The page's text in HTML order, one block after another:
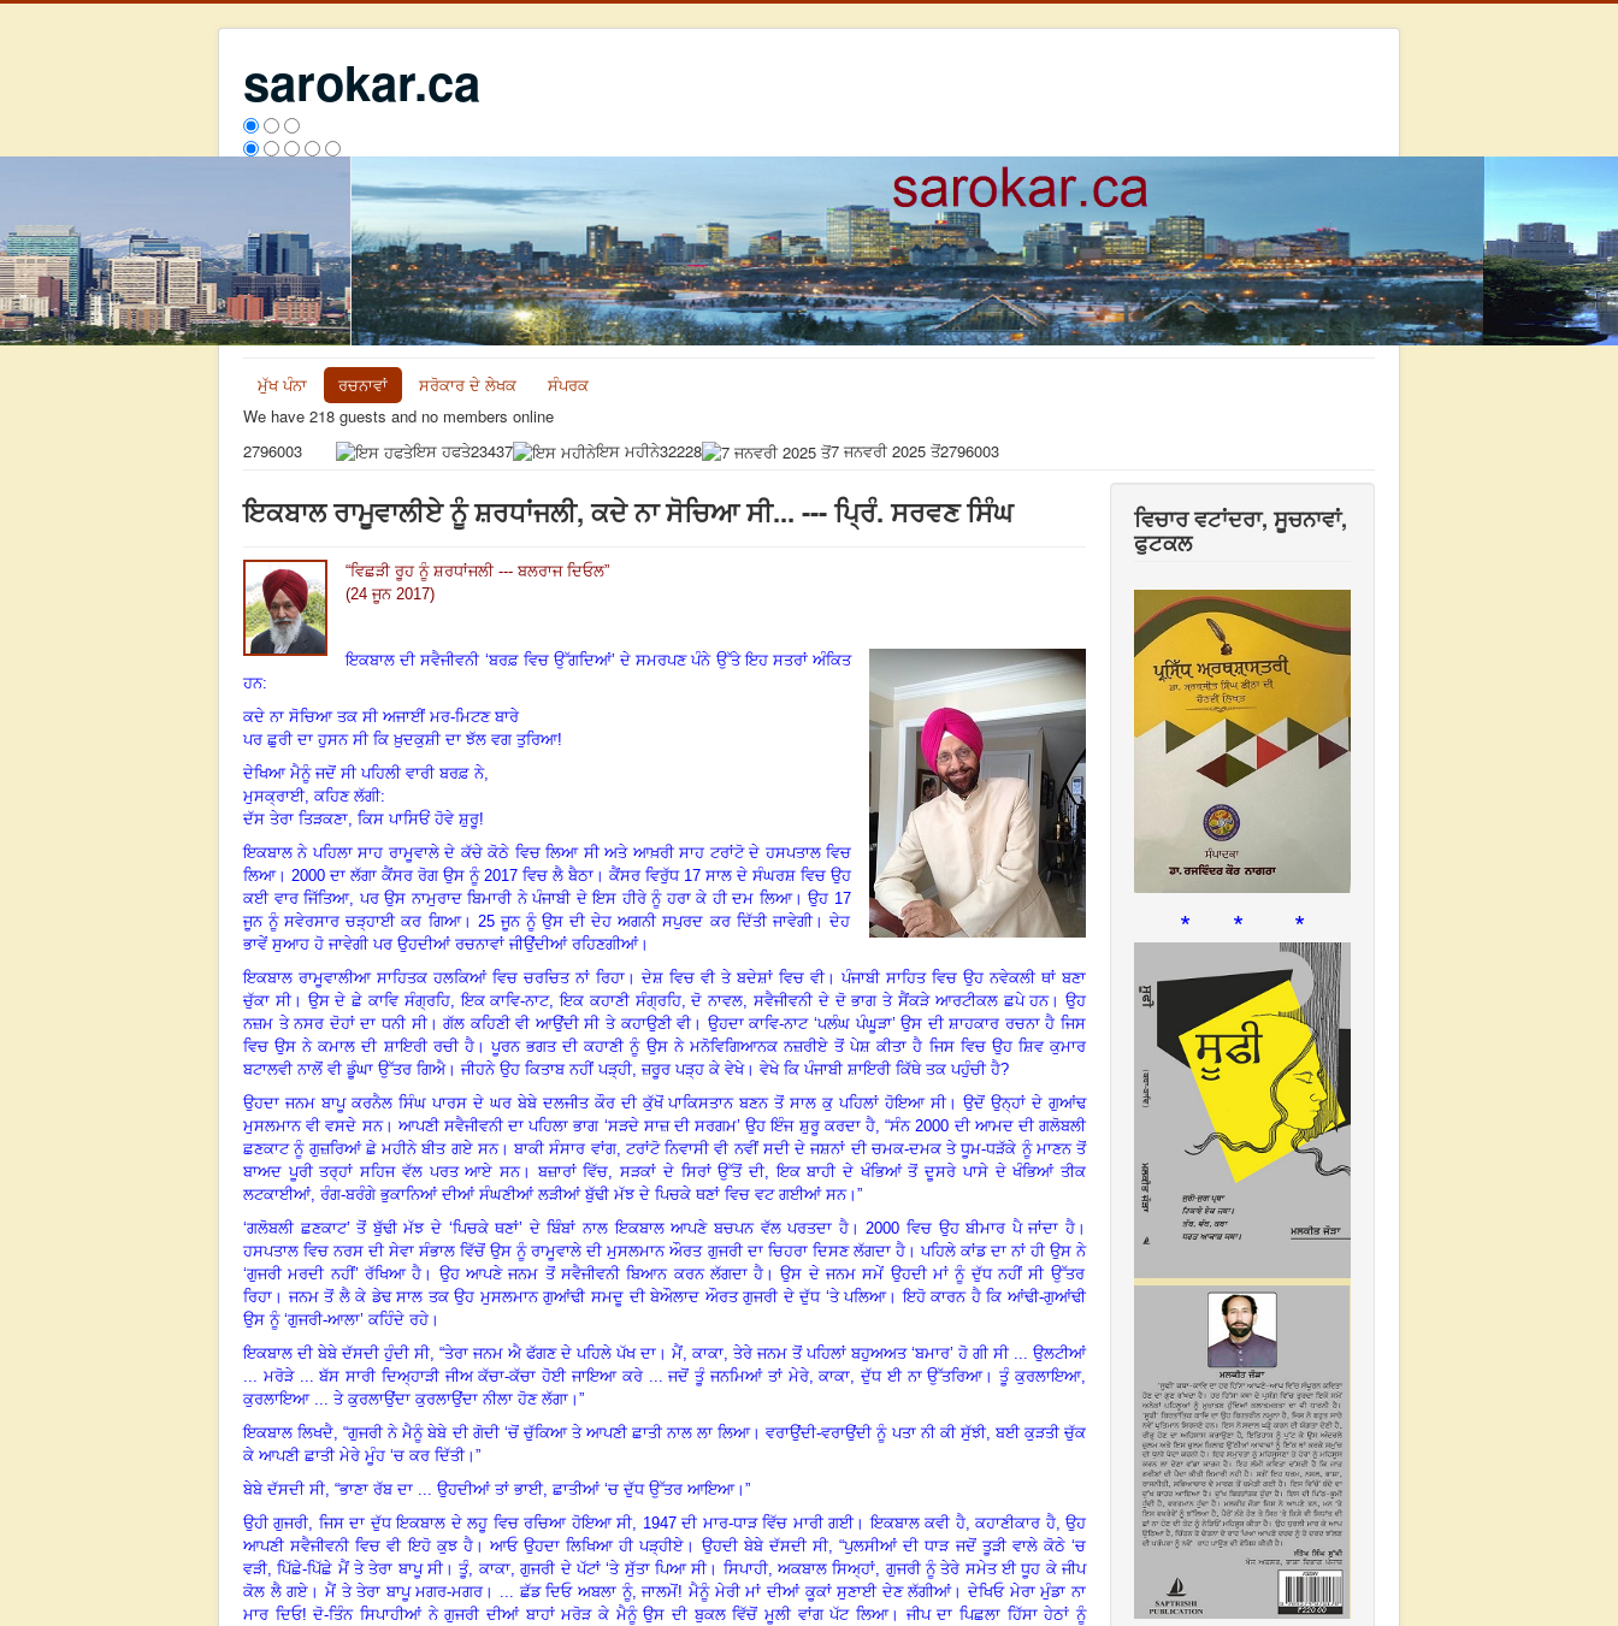
sarokar.ca
ਮੁੱਖ ਪੰਨਾ ਰਚਨਾਵਾਂ ਸਰੋਕਾਰ ਦੇ ਲੇਖਕ
ਸੰਪਰਕ
We have 218 guests and no members online
2796003
ਇਸ ਹਫਤੇ23437 ਇਸ ਮਹੀਨੇ32228 7 ਜਨਵਰੀ 2025 ਤੋਂ2796003
ਇਕਬਾਲ ਰਾਮੂਵਾਲੀਏ ਨੂੰ ਸ਼ਰਧਾਂਜਲੀ, ਕਦੇ ਨਾ ਸੋਚਿਆ ਸੀ... --- ਪ੍ਰਿੰ. ਸਰਵਣ ਸਿੰਘ
“ਵਿਛੜੀ ਰੂਹ ਨੂੰ ਸ਼ਰਧਾਂਜਲੀ --- ਬਲਰਾਜ ਦਿਓਲ”
(24 ਜੂਨ 2017)
ਇਕਬਾਲ ਦੀ ਸਵੈਜੀਵਨੀ‘ਬਰਫ਼ ਵਿਚ ਉੱਗਦਿਆਂ’ਦੇ ਸਮਰਪਣ ਪੰਨੇ ਉੱਤੇ ਇਹ ਸਤਰਾਂ ਅੰਕਿਤ
ਹਨ:
ਕਦੇ ਨਾ ਸੋਚਿਆ ਤਕ ਸੀ ਅਜਾਈਂ ਮਰ-ਮਿਟਣ ਬਾਰੇ
ਪਰ ਛੁਰੀ ਦਾ ਹੁਸਨ ਸੀ ਕਿ ਖ਼ੁਦਕੁਸ਼ੀ ਦਾ ਝੱਲ ਵਗ ਤੁਰਿਆ!
ਦੇਖਿਆ ਮੈਨੂੰ ਜਦੋਂ ਸੀ ਪਹਿਲੀ ਵਾਰੀ ਬਰਫ਼ ਨੇ,
ਮੁਸਕ੍ਰਾਈ, ਕਹਿਣ ਲੱਗੀ:
ਦੱਸ ਤੇਰਾ ਤਿੜਕਣਾ ਕਿਸ ਪਾਸਿਓਂ ਹੋਵੇ ਸ਼ੁਰੂ!
ਇਕਬਾਲ ਨੇ ਪਹਿਲਾ ਸਾਹ ਰਾਮੂਵਾਲੇ ਦੇ ਕੱਚੇ ਕੋਠੇ ਵਿਚ ਲਿਆ ਸੀ ਅਤੇ ਆਖ਼ਰੀ ਸਾਹ ਟਰਾਂਟੋ ਦੇ ਹਸਪਤਾਲ ਵਿਚ
ਲਿਆ। 2000 ਦਾ ਲੱਗਾ ਕੈਂਸਰ ਰੋਗ ਉਸ ਨੂੰ 2017 ਵਿਚ ਲੈ ਬੈਠਾ। ਕੈਂਸਰ ਵਿਰੁੱਧ 17 ਸਾਲ ਦੇ ਸੰਘਰਸ਼ ਵਿਚ ਉਹ
ਕਈ ਵਾਰ ਜਿੱਤਿਆ, ਪਰ ਉਸ ਨਾਮੁਰਾਦ ਬਿਮਾਰੀ ਨੇ ਪੰਜਾਬੀ ਦੇ ਇਸ ਹੀਰੇ ਨੂੰ ਹਰਾ ਕੇ ਹੀ ਦਮ ਲਿਆ। ਉਹ 17
ਜੂਨ ਨੂੰ ਸਵੇਰਸਾਰ ਚੜ੍ਹਾਈ ਕਰ ਗਿਆ। 25ਜੂਨ ਨੂੰ ਉਸ ਦੀ ਦੇਹ ਅਗਨੀ ਸਪੁਰਦ ਕਰ ਦਿੱਤੀ ਜਾਵੇਗੀ। ਦੇਹ
ਭਾਵੇਂ ਸੁਆਹ ਹੋ ਜਾਵੇਗੀ ਪਰ ਉਹਦੀਆਂ ਰਚਨਾਵਾਂ ਜੀਉਂਦੀਆਂ ਰਹਿਣਗੀਆਂ।
ਇਕਬਾਲ ਰਾਮੂਵਾਲੀਆ ਸਾਹਿਤਕ ਹਲਕਿਆਂ ਵਿਚ ਚਰਚਿਤ ਨਾਂ ਰਿਹਾ। ਦੇਸ਼ ਵਿਚ ਵੀ ਤੇ ਬਦੇਸ਼ਾਂ ਵਿਚ ਵੀ। ਪੰਜਾਬੀ ਸਾਹਿਤ ਵਿਚ ਉਹ ਨਵੇਕਲੀ ਥਾਂ ਬਣਾ
ਚੁੱਕਾ ਸੀ। ਉਸ ਦੇ ਛੇ ਕਾਵਿ ਸੰਗ੍ਰਹਿ,ਇਕ ਕਾਵਿ-ਨਾਟ,ਇਕ ਕਹਾਣੀ ਸੰਗ੍ਰਹਿ,ਦੋ ਨਾਵਲ ,ਸਵੈਜੀਵਨੀ ਦੇ ਦੋ ਭਾਗ ਤੇ ਸੈਂਕੜੇ ਆਰਟੀਕਲ ਛਪੇ ਹਨ। ਉਹ
ਨਜ਼ਮ ਤੇ ਨਸਰ ਦੋਹਾਂ ਦਾ ਧਨੀ ਸੀ। ਗੱਲ ਕਹਿਣੀ ਵੀ ਆਉਂਦੀ ਸੀ ਤੇ ਕਹਾਉਣੀ ਵੀ। ਉਹਦਾ ਕਾਵਿ-ਨਾਟ‘ਪਲੰਘ ਪੰਘੂੜਾ’ਉਸ ਦੀ ਸ਼ਾਹਕਾਰ ਰਚਨਾ ਹੈ ਜਿਸ
ਵਿਚ ਉਸ ਨੇ ਕਮਾਲ ਦੀ ਸ਼ਾਇਰੀ ਰਚੀ ਹੈ। ਪੂਰਨ ਭਗਤ ਦੀ ਕਹਾਣੀ ਨੂੰ ਉਸ ਨੇ ਮਨੋਵਿਗਿਆਨਕ ਨਜ਼ਰੀਏ ਤੋਂ ਪੇਸ਼ ਕੀਤਾ ਹੈ ਜਿਸ ਵਿਚ ਉਹ ਸ਼ਿਵ ਕੁਮਾਰ
ਬਟਾਲਵੀ ਨਾਲੋਂ ਵੀ ਡੂੰਘਾ ਉੱਤਰ ਗਿਐ। ਜੀਹਨੇ ਉਹ ਕਿਤਾਬ ਨਹੀਂ ਪੜ੍ਹੀ, ਜ਼ਰੂਰ ਪੜ੍ਹ ਕੇ ਵੇਖੇ। ਵੇਖੇ ਕਿ ਪੰਜਾਬੀ ਸ਼ਾਇਰੀ ਕਿੱਥੇ ਤਕ ਪਹੁੰਚੀ ਹੈ?
ਉਹਦਾ ਜਨਮ ਬਾਪੂ ਕਰਨੈਲ ਸਿੰਘ ਪਾਰਸ ਦੇ ਘਰ ਬੇਬੇ ਦਲਜੀਤ ਕੌਰ ਦੀ ਕੁੱਖੋਂ ਪਾਕਿਸਤਾਨ ਬਣਨ ਤੋਂ ਸਾਲ ਕੁ ਪਹਿਲਾਂ ਹੋਇਆ ਸੀ। ਉਦੋਂ ਉਨ੍ਹਾਂ ਦੇ ਗੁਆਂਢ
ਮੁਸਲਮਾਨ ਵੀ ਵਸਦੇ ਸਨ। ਆਪਣੀ ਸਵੈਜੀਵਨੀ ਦਾ ਪਹਿਲਾ ਭਾਗ‘ਸੜਦੇ ਸਾਜ਼ ਦੀ ਸਰਗਮ’ਉਹ ਇੰਜ ਸ਼ੁਰੂ ਕਰਦਾ ਹੈ ,“ਸੰਨ 2000 ਦੀ ਆਮਦ ਦੀ ਗਲੋਬਲੀ
ਛਣਕਾਟ ਨੂੰ ਗੁਜ਼ਰਿਆਂ ਛੇ ਮਹੀਨੇ ਬੀਤ ਗਏ ਸਨ। ਬਾਕੀ ਸੰਸਾਰ ਵਾਂਗ, ਟਰਾਂਟੋ ਨਿਵਾਸੀ ਵੀ ਨਵੀਂ ਸਦੀ ਦੇ ਜਸ਼ਨਾਂ ਦੀ ਚਮਕ-ਦਮਕ ਤੇ ਧੂਮ-ਧੜੱਕੇ ਨੂੰ ਮਾਣਨ ਤੋਂ
ਬਾਅਦ ਪੂਰੀ ਤਰ੍ਹਾਂ ਸਹਿਜ ਵੱਲ ਪਰਤ ਆਏ ਸਨ। ਬਜ਼ਾਰਾਂ ਵਿੱਚ ,ਸੜਕਾਂ ਦੇ ਸਿਰਾਂ ਉੱਤੋਂ ਦੀ,ਇਕ ਬਾਹੀ ਦੇ ਖੰਭਿਆਂ ਤੋਂ ਦੂਸਰੇ ਪਾਸੇ ਦੇ ਖੰਭਿਆਂ ਤੀਕ
ਲਟਕਾਈਆਂ, ਰੰਗ-ਬਰੰਗੇ ਭੁਕਾਨਿਆਂ ਦੀਆਂ ਸੰਘਣੀਆਂ ਲੜੀਆਂ ਬੁੱਢੀ ਮੱਝ ਦੇ ਪਿਚਕੇ ਥਣਾਂ ਵਿਚ ਵਟ ਗਈਆਂ ਸਨ।”
‘ਗਲੋਬਲੀ ਛਣਕਾਟ’ਤੋਂ ਬੁੱਢੀ ਮੱਝ ਦੇ ‘ਪਿਚਕੇ ਥਣਾਂ’ ਦੇ ਬਿੰਬਾਂ ਨਾਲ ਇਕਬਾਲ ਆਪਣੇ ਬਚਪਨ ਵੱਲ ਪਰਤਦਾ ਹੈ। 2000 ਵਿਚ ਉਹ ਬੀਮਾਰ ਪੈ ਜਾਂਦਾ ਹੈ।
ਹਸਪਤਾਲ ਵਿਚ ਨਰਸ ਦੀ ਸੇਵਾ ਸੰਭਾਲ ਵਿੱਚੋਂ ਉਸ ਨੂੰ ਰਾਮੂਵਾਲੇ ਦੀ ਮੁਸਲਮਾਨ ਔਰਤ ਗੁਜਰੀ ਦਾ ਚਿਹਰਾ ਦਿਸਣ ਲੱਗਦਾ ਹੈ। ਪਹਿਲੇ ਕਾਂਡ ਦਾ ਨਾਂ ਹੀ ਉਸ ਨੇ
‘ਗੁਜਰੀ ਮਰਦੀ ਨਹੀਂ’ ਰੱਖਿਆ ਹੈ। ਉਹ ਆਪਣੇ ਜਨਮ ਤੋਂ ਸਵੈਜੀਵਨੀ ਬਿਆਨ ਕਰਨ ਲੱਗਦਾ ਹੈ। ਉਸ ਦੇ ਜਨਮ ਸਮੇਂ ਉਹਦੀ ਮਾਂ ਨੂੰ ਦੁੱਧ ਨਹੀਂ ਸੀ ਉੱਤਰ
ਰਿਹਾ। ਜਨਮ ਤੋਂ ਲੈ ਕੇ ਡੇਢ ਸਾਲ ਤਕ ਉਹ ਮੁਸਲਮਾਨ ਗੁਆਂਢੀ ਸਮਦੂ ਦੀ ਬੇਔਲਾਦ ਔਰਤ ਗੁਜਰੀ ਦੇ ਦੁੱਧ‘ਤੇ ਪਲਿਆ। ਇਹੋ ਕਾਰਨ ਹੈ ਕਿ ਆਂਢੀ-ਗੁਆਂਢੀ
ਉਸ ਨੂੰ‘ਗੁਜਰੀ-ਆਲਾ’ ਕਹਿੰਦੇ ਰਹੇ।
ਇਕਬਾਲ ਦੀ ਬੇਬੇ ਦੱਸਦੀ ਹੁੰਦੀ ਸੀ, “ਤੇਰਾ ਜਨਮ ਐ ਫੱਗਣ ਦੇ ਪਹਿਲੇ ਪੱਖ ਦਾ। ਮੈਂ ਕਾਕਾ ਤੇਰੇ ਜਨਮ ਤੋਂ ਪਹਿਲਾਂ ਬਹੁਅਅਤ‘ਬਮਾਰ’ ਹੋ ਗੀ ਸੀ ... ਉਲਟੀਆਂ
... ਮਰੋੜੇ ... ਬੱਸ ਸਾਰੀ ਦਿਅ੍ਹਾੜੀ ਜੀਅ ਕੱਚਾ-ਕੱਚਾ ਹੋਈ ਜਾਇਆ ਕਰੇ ... ਜਦੋਂ ਤੂੰ ਜਨਮਿਆਂ ਤਾਂ ਮੇਰੇ,ਕਾਕਾ ,ਦੁੱਧ ਈ ਨਾ ਉੱਤਰਿਆ। ਤੂੰ ਕੁਰਲਾਇਆ,
ਕੁਰਲਾਇਆ ... ਤੇ ਕੁਰਲਾਉਂਦਾ ਕੁਰਲਾਉਂਦਾ ਨੀਲਾ ਹੋਣ ਲੱਗਾ।”
ਇਕਬਾਲ ਲਿਖਦੈ ,“ਗੁਜਰੀ ਨੇ ਮੈਨੂੰ ਬੇਬੇ ਦੀ ਗੋਦੀ‘ਚੋਂ ਚੁੱਕਿਆ ਤੇ ਆਪਣੀ ਛਾਤੀ ਨਾਲ ਲਾ ਲਿਆ। ਵਰਾਉਂਦੀ-ਵਰਾਉਂਦੀ ਨੂੰ ਪਤਾ ਨੀ ਕੀ ਸੁੱਝੀ, ਬਈ ਕੁੜਤੀ ਚੁੱਕ
ਕੇ ਆਪਣੀ ਛਾਤੀ ਮੇਰੇ ਮੂੰਹ ‘ਚ ਕਰ ਦਿੱਤੀ।”
ਬੇਬੇ ਦੱਸਦੀ ਸੀ, “ਭਾਣਾ ਰੱਬ ਦਾ ... ਉਹਦੀਆਂ ਤਾਂ ਭਾਈ, ਛਾਤੀਆਂ‘ਚ ਦੁੱਧ ਉੱਤਰ ਆਇਆ।”
ਉਹੀ ਗੁਜਰੀ, ਜਿਸ ਦਾ ਦੁੱਧ ਇਕਬਾਲ ਦੇ ਲਹੂ ਵਿਚ ਰਚਿਆ ਹੋਇਆ ਸੀ, 1947ਦੀ ਮਾਰ-ਧਾੜ ਵਿੱਚ ਮਾਰੀ ਗਈ। ਇਕਬਾਲ ਕਵੀ ਹੈ,ਕਹਾਣੀਕਾਰ ਹੈ,ਉਹ
ਆਪਣੀ ਸਵੈਜੀਵਨੀ ਵਿਚ ਵੀ ਇਹੋ ਕੁਝ ਹੈ। ਆਓ ਉਹਦਾ ਲਿਖਿਆ ਹੀ ਪੜ੍ਹੀਏ। ਉਹਦੀ ਬੇਬੇ ਦੱਸਦੀ ਸੀ,“ਪੁਲਸੀਆਂ ਦੀ ਧਾੜ ਜਦੋਂ ਤੂੜੀ ਵਾਲੇ ਕੋਠੇ‘ਚ
ਵੜੀ,ਪਿੱਛੇ-ਪਿੱਛੇ ਮੈਂ ਤੇ ਤੇਰਾ ਬਾਪੂ ਸੀ। ਤੂੰ, ਕਾਕਾ,ਗੁਜਰੀ ਦੇ ਪੱਟਾਂ‘ਤੇ ਸੁੱਤਾ ਪਿਆ ਸੀ। ਸਿਪਾਹੀ, ਅਕਬਾਲ ਸਿਅ੍ਹਾਂ ਗੁਜਰੀ ਨੂੰ ਤੇਰੇ ਸਮੇਤ ਈ ਧੂਹ ਕੇ ਜੀਪ
ਕੋਲ ਲੈ ਗਏ। ਮੈਂ ਤੇ ਤੇਰਾ ਬਾਪੂ ਮਗਰ-ਮਗਰ। ... ਛੱਡ ਦਿਓ ਅਬਲਾ ਨੂੰ,ਜਾਲਮੋਂ! ਮੈਨੂੰ ਮੇਰੀ ਮਾਂ ਦੀਆਂ ਕੂਕਾਂ ਸੁਣਾਈ ਦੇਣ ਲੱਗੀਆਂ। ਦੇਖਿਓ ਮੇਰਾ ਮੁੰਡਾ ਨਾ
ਮਾਰ ਦਿਓ! ਦੋ-ਤਿੰਨ ਸਿਪਾਹੀਆਂ ਨੇ ਗੁਜਰੀ ਦੀਆਂ ਬਾਹਾਂ ਮਰੋੜ ਕੇ ਮੈਨੂੰ ਉਸ ਦੀ ਬੁਕਲ ਵਿੱਚੋਂ ਮੂਲੀ ਵਾਂਗ ਪੱਟ ਲਿਆ। ਜੀਪ ਦਾ ਪਿਛਲਾ ਹਿੱਸਾ ਹੇਠਾਂ ਨੂੰ
ਵਿਚਾਰ ਵਟਾਂਦਰਾ, ਸੂਚਨਾਵਾਂ,
ਫੁਟਕਲ
* * *